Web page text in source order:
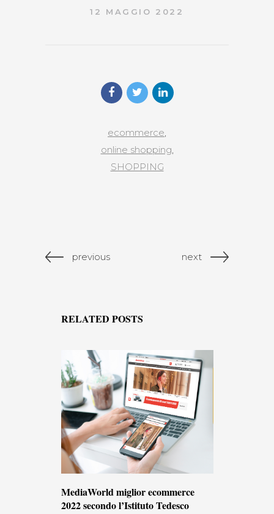
12 MAGGIO 2022
ecommerce
online shopping
SHOPPING
previous next
RELATED POSTS
MediaWorld miglior ecommerce
2022 secondo l’Istituto Tedesco